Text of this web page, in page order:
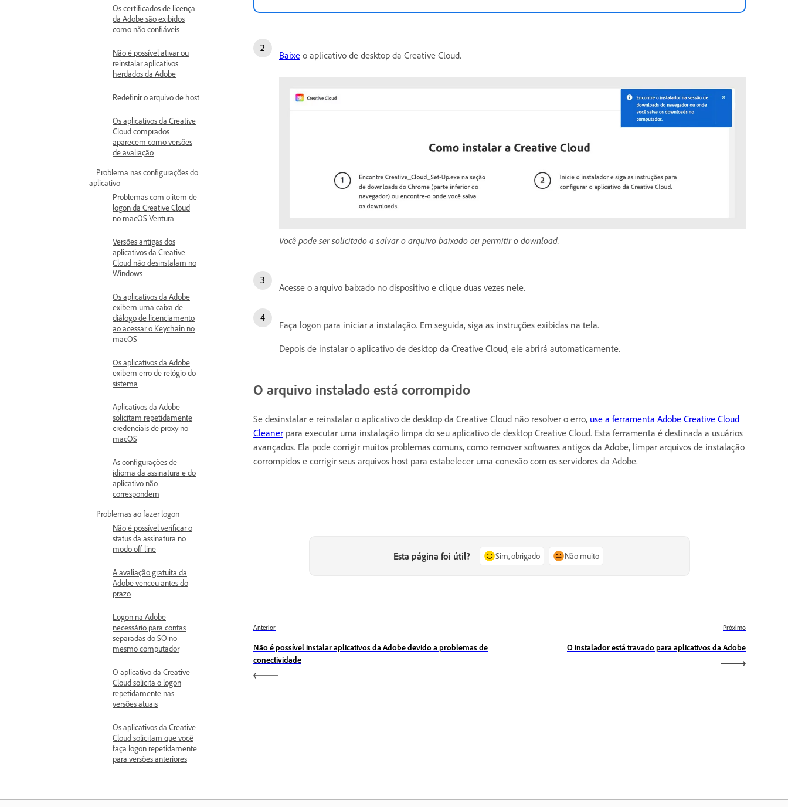
Os certificados de licença
da Adobe são exibidos
como não confiáveis
Não é possível ativar ou
reinstalar aplicativos
herdados da Adobe
Redefinir o arquivo de host
Os aplicativos da Creative
Cloud comprados
aparecem como versões
de avaliação
Problema nas configurações do
aplicativo
Problemas com o item de
logon da Creative Cloud
no macOS Ventura
Versões antigas dos
aplicativos da Creative
Cloud não desinstalam no
Windows
Os aplicativos da Adobe
exibem uma caixa de
diálogo de licenciamento
ao acessar o Keychain no
macOS
Os aplicativos da Adobe
exibem erro de relógio do
sistema
Aplicativos da Adobe
solicitam repetidamente
credenciais de proxy no
macOS
As configurações de
idioma da assinatura e do
aplicativo não
correspondem
Problemas ao fazer logon
Não é possível verificar o
status da assinatura no
modo off-line
A avaliação gratuita da
Adobe venceu antes do
prazo
Logon na Adobe
necessário para contas
separadas do SO no
mesmo computador
O aplicativo da Creative
Cloud solicita o logon
repetidamente nas
versões atuais
Os aplicativos da Creative
Cloud solicitam que você
faça logon repetidamente
para versões anteriores
Baixe o aplicativo de desktop da Creative Cloud.
Você pode ser solicitado a salvar o arquivo baixado ou permitir o download.
Acesse o arquivo baixado no dispositivo e clique duas vezes nele.
Faça logon para iniciar a instalação. Em seguida, siga as instruções exibidas na tela.
Depois de instalar o aplicativo de desktop da Creative Cloud, ele abrirá automaticamente.
O arquivo instalado está corrompido
Se desinstalar e reinstalar o aplicativo de desktop da Creative Cloud não resolver o erro, use a ferramenta Adobe Creative Cloud
Cleaner para executar uma instalação limpa do seu aplicativo de desktop Creative Cloud. Esta ferramenta é destinada a usuários
avançados. Ela pode corrigir muitos problemas comuns, como remover softwares antigos da Adobe, limpar arquivos de instalação
corrompidos e corrigir seus arquivos host para estabelecer uma conexão com os servidores da Adobe.
Esta página foi útil? Sim, obrigado Não muito
Anterior
Não é possível instalar aplicativos da Adobe devido a problemas de
conectividade
Próximo
O instalador está travado para aplicativos da Adobe